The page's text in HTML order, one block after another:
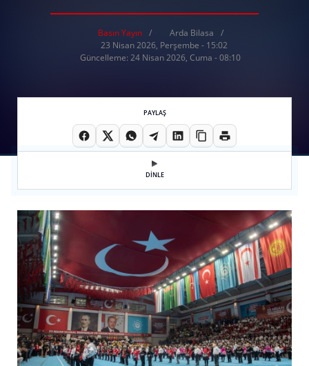
Basın Yayın
Arda Bilasa
23 Nisan 2026, Perşembe - 15:02
Güncelleme: 24 Nisan 2026, Cuma - 08:10
PAYLAŞ
DİNLE